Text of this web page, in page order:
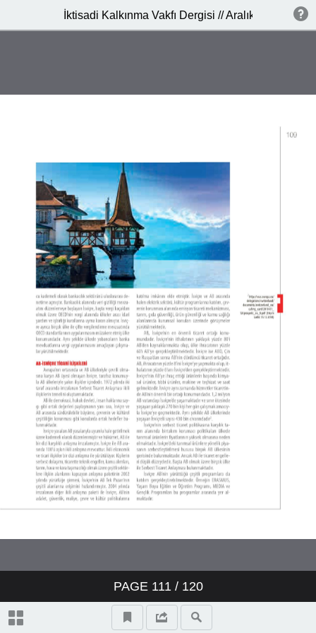
İktisadi Kalkınma Vakfı Dergisi // Aralık 2014
PAGE 111/ 120